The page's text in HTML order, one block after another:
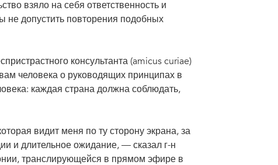
взяло на себя ответственность и
не допустить повторения подобных
консультанта (amicus curiae)
человека о руководящих принципах в
каждая страна должна соблюдать,
видит меня по ту сторону экрана, за
и длительное ожидание, — сказал г-н
транслирующейся в прямом эфире в